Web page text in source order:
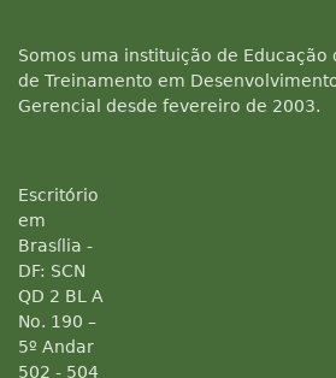
Somos uma instituição de Educação
de Treinamento em
Gerencial desde fevereiro de 2003.
Escritório
em
Brasília -
DF: SCN
QD 2 BL A
No. 190 –
5º Andar
502 - 504